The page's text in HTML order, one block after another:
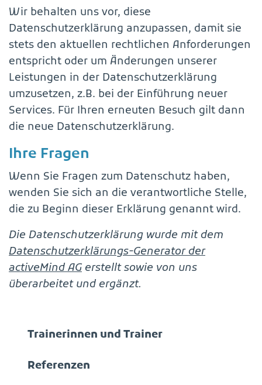
Wir behalten uns vor, diese
Datenschutzerklärung anzupassen, damit sie
stets den aktuellen rechtlichen Anforderungen
entspricht oder um Änderungen unserer
Leistungen in der Datenschutzerklärung
umzusetzen, z.B. bei der Einführung neuer
Services. Für Ihren erneuten Besuch gilt dann
die neue Datenschutzerklärung.
Ihre Fragen
Wenn Sie Fragen zum Datenschutz haben,
wenden Sie sich an die verantwortliche Stelle,
die zu Beginn dieser Erklärung genannt wird.
Die Datenschutzerklärung wurde mit dem
Datenschutzerklärungs-Generator der
activeMind AG erstellt sowie von uns
überarbeitet und ergänzt.
Trainerinnen und Trainer
Referenzen